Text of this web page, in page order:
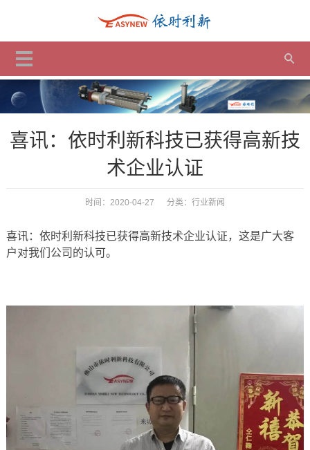
喜讯：依时利新科技已获得高新技
术企业认证
时间：2020-04-27 分类： 行业新闻
喜讯：依时利新科技已获得高新技术企业认证，这是广大客
户对我们公司的认可。